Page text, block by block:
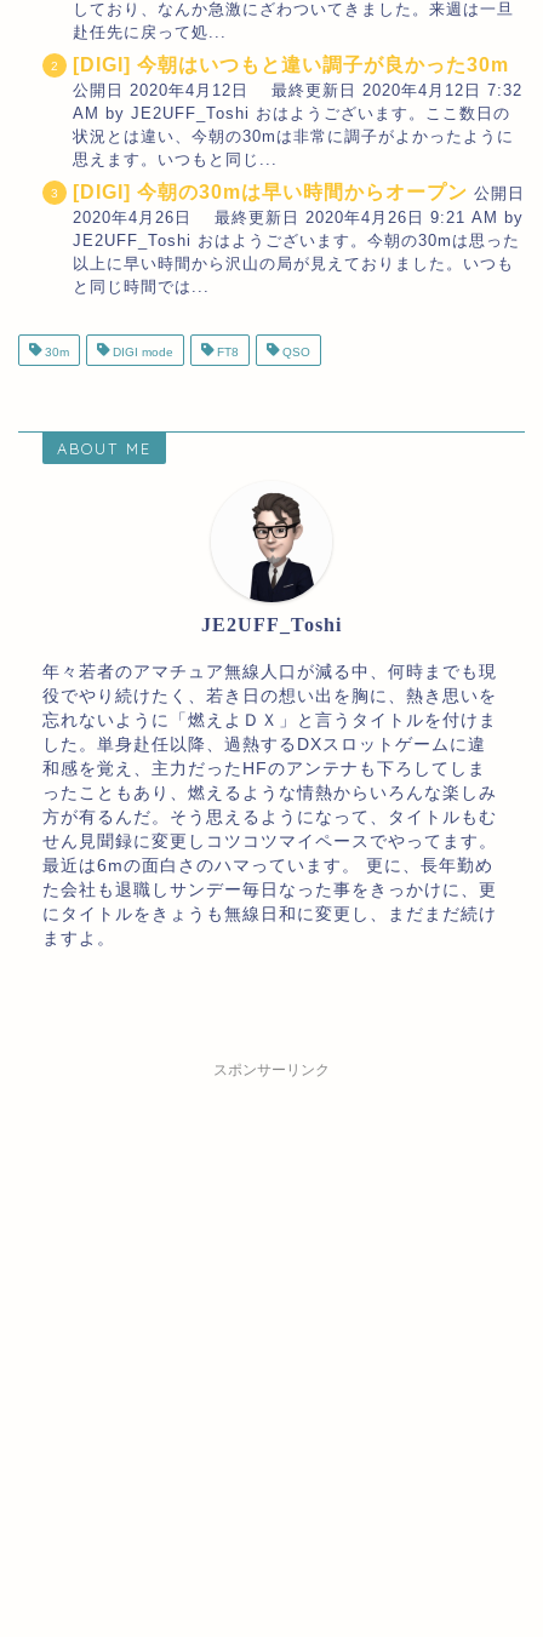
しており、なんか急激にざわついてきました。来週は一旦
赴任先に戻って処...
[DIGI] 今朝はいつもと違い調子が良かった30m
公開日 2020年4月12日 最終更新日 2020年4月12日 7:32
AM by JE2UFF_Toshi おはようございます。ここ数日の
状況とは違い、今朝の30mは非常に調子がよかったように
思えます。いつもと同じ...
[DIGI] 今朝の30mは早い時間からオープン 公開日
2020年4月26日 最終更新日 2020年4月26日 9:21 AM by
JE2UFF_Toshi おはようございます。今朝の30mは思った
以上に早い時間から沢山の局が見えておりました。いつも
と同じ時間では...
30m DIGI mode FT8 QSO
ABOUT ME
JE2UFF_Toshi
年々若者のアマチュア無線人口が減る中、何時までも現
役でやり続けたく、若き日の想い出を胸に、熱き思いを
忘れないように「燃えよＤＸ」と言うタイトルを付けま
した。単身赴任以降、過熱するDXスロットゲームに違
和感を覚え、主力だったHFのアンテナも下ろしてしま
ったこともあり、燃えるような情熱からいろんな楽しみ
方が有るんだ。そう思えるようになって、タイトルもむ
せん見聞録に変更しコツコツマイペースでやってます。
最近は6mの面白さのハマっています。 更に、長年勤め
た会社も退職しサンデー毎日なった事をきっかけに、更
にタイトルをきょうも無線日和に変更し、まだまだ続け
ますよ。
スポンサーリンク